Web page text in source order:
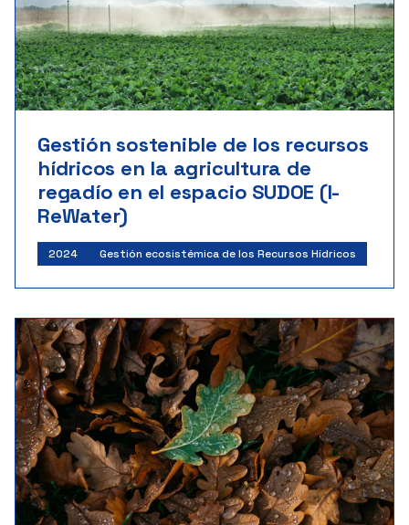
Gestión sostenible de los recursos
hídricos en la agricultura de
regadío en el espacio SUDOE (I-
ReWater)
2024 Gestión ecosistémica de los Recursos Hídricos